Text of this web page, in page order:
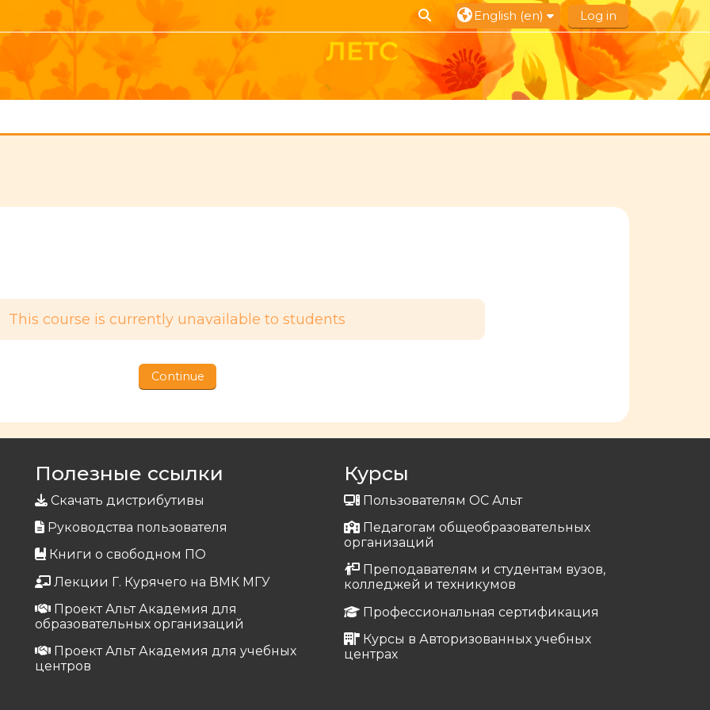
Toggle search input
English ‎(en)‎ Log in
This course is currently unavailable to students
Continue
Полезные ссылки
Скачать дистрибутивы
Руководства пользователя
Книги о свободном ПО
Лекции Г. Курячего на ВМК МГУ
Проект Альт Академия для
образовательных организаций
Проект Альт Академия для учебных
центров
Курсы
Пользователям ОС Альт
Педагогам общеобразовательных
организаций
Преподавателям и студентам вузов,
колледжей и техникумов
Профессиональная сертификация
Курсы в Авторизованных учебных
центрах